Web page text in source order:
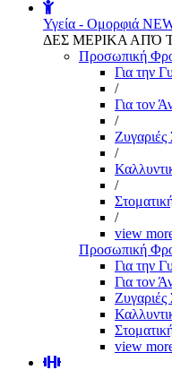
Υγεία - Ομορφιά
ΔΕΣ ΜΕΡΙΚΑ ΑΠΌ
Προσωπική
Για την
/
Για τον
/
/
/
/
view
Προσωπική
Για την
Για τον
view